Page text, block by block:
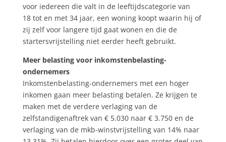
voor iedereen die valt in de leeftijdscategorie van
18 tot en met 34 jaar, een woning koopt waarin hij of
zij zelf voor langere tijd gaat wonen en die de
startersvrijstelling niet eerder heeft gebruikt.
Meer belasting voor inkomstenbelasting-
ondernemers
Inkomstenbelasting-ondernemers met een hoger
inkomen gaan meer belasting betalen. Ze krijgen te
maken met de verdere verlaging van de
zelfstandigenaftrek van € 5.030 naar € 3.750 en de
verlaging van de mkb-winstvrijstelling van 14% naar